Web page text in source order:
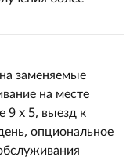
к
бизнеса.
SR950
заменяемые
на месте
9 x 5, выезд к
опциональное